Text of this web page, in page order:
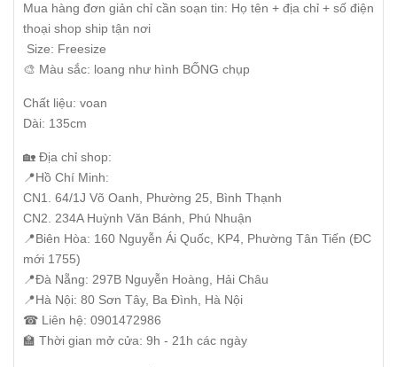
Mua hàng đơn giản chỉ cần soạn tin: Họ tên + địa chỉ + số điện
thoại shop ship tận nơi
Size: Freesize
🎨 Màu sắc: loang như hình BỐNG chụp
Chất liệu: voan
Dài: 135cm
🏡 Địa chỉ shop:
📍Hồ Chí Minh:
CN1. 64/1J Võ Oanh, Phường 25, Bình Thạnh
CN2. 234A Huỳnh Văn Bánh, Phú Nhuận
📍Biên Hòa: 160 Nguyễn Ái Quốc, KP4, Phường Tân Tiến (ĐC
mới 1755)
📍Đà Nẵng: 297B Nguyễn Hoàng, Hải Châu
📍Hà Nội: 80 Sơn Tây, Ba Đình, Hà Nội
☎ Liên hệ: 0901472986
🏫 Thời gian mở cửa: 9h - 21h các ngày